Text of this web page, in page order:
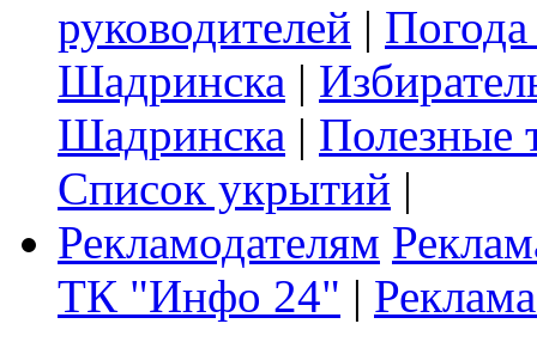
руководителей |
Шадринска |
Шадринска | Полезные
Список укрытий |
Рекламодателям
ТК "Инфо 24" |